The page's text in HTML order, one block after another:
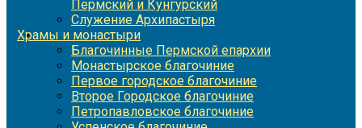
Пермский и Кунгурский
Служение Архипастыря
Храмы и монастыри
Благочинные Пермской епархии
Монастырское благочиние
Первое городское благочиние
Второе Городское благочиние
Петропавловское благочиние